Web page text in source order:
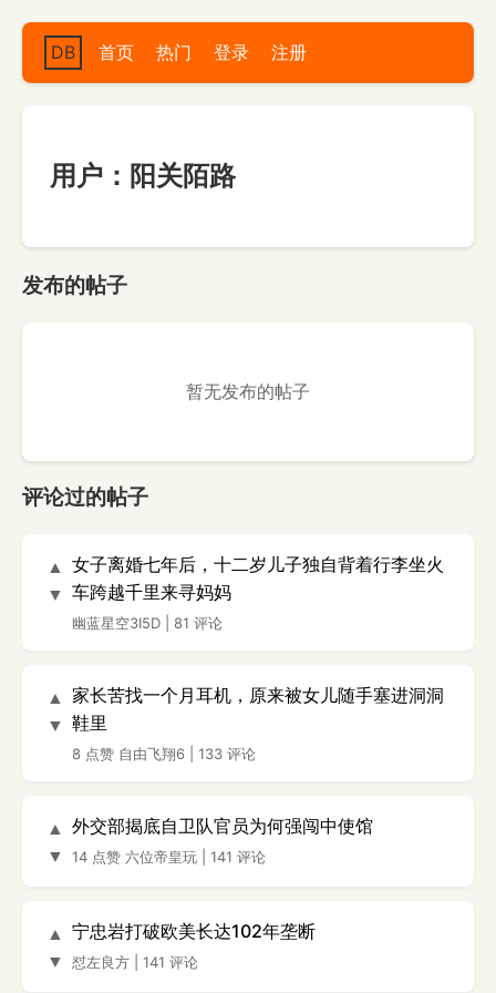
DB 首页 热门 登录 注册
用户：阳关陌路
发布的帖子
暂无发布的帖子
评论过的帖子
▲
▼
女子离婚七年后，十二岁儿子独自背着行李坐火
车跨越千里来寻妈妈
幽蓝星空3I5D 81 评论
▲
▼
家长苦找一个月耳机，原来被女儿随手塞进洞洞
鞋里
8 点赞 自由飞翔6 133 评论
▲
▼
外交部揭底自卫队官员为何强闯中使馆
14 点赞 六位帝皇玩 141 评论
▲
▼
宁忠岩打破欧美长达102年垄断
怼左良方 141 评论